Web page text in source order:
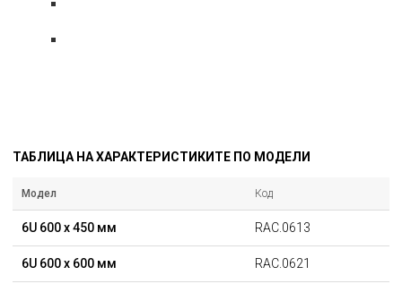
ТАБЛИЦА НА ХАРАКТЕРИСТИКИТЕ ПО МОДЕЛИ
Модел Код
6U 600 x 450 мм RAC.0613
6U 600 x 600 мм RAC.0621